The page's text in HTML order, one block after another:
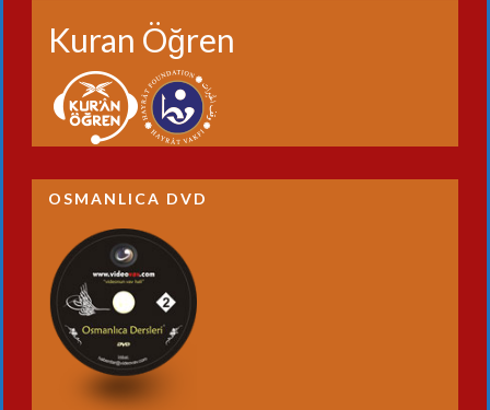
Kuran Öğren
OSMANLICA DVD